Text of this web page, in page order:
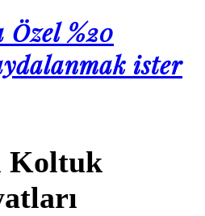
Özel %20
ister
Koltuk